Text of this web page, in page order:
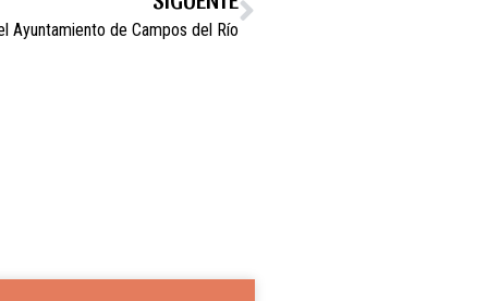
Ayuntamiento de Campos del Río